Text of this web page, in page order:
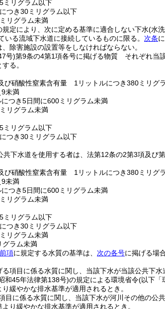
リグラム以下
つき30ミリグラム以下
リグラム未満
定により、次に定める基準に適合しない下水(水
いる流域下水道に接続しているものに限る。 次条
除害施設の設置等をしなければならない。
号)第9条の4第1項各号に掲げる物質 それぞれ当該
る。
び硝酸性窒素含有量 1リットルにつき380ミリグ
未満
つき5日間に600ミリグラム未満
リグラム未満
リグラム以下
つき30ミリグラム以下
下水道を使用する者は、法第12条の2第3項及び
び硝酸性窒素含有量 1リットルにつき380ミリグ
未満
つき5日間に600ミリグラム未満
リグラム未満
リグラム以下
つき30ミリグラム以下
リグラム未満
ラム未満
前項に規定する水質の基準は、 次の各号に掲げる場
る項目に係る水質に関し、当該下水が当該公共下
和45年法律第138号)の規定による環境省令(以下「
緩やかな排水基準が適用されるとき。
目に係る水質に関し、当該下水が河川その他の公
り緩やかな排水基準が適用されるとき。